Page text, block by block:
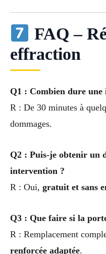
FAQ –
effraction
Q1 : Combien dure
R : De 30 minutes à
dommages.
Q2 : Puis-je obtenir un
intervention ?
R : Oui, gratuit et sans
Q3 : Que faire si la
R : Remplacement
renforcée adaptée.